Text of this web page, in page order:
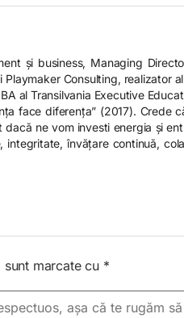
și business, Managing
Playmaker Consulting, realizator
al Transilvania Executive
face diferența” (2017). Crede
ne vom investi energia și
învățare continuă,
marcate cu *